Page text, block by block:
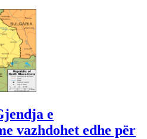
e
vazhdohet edhe për